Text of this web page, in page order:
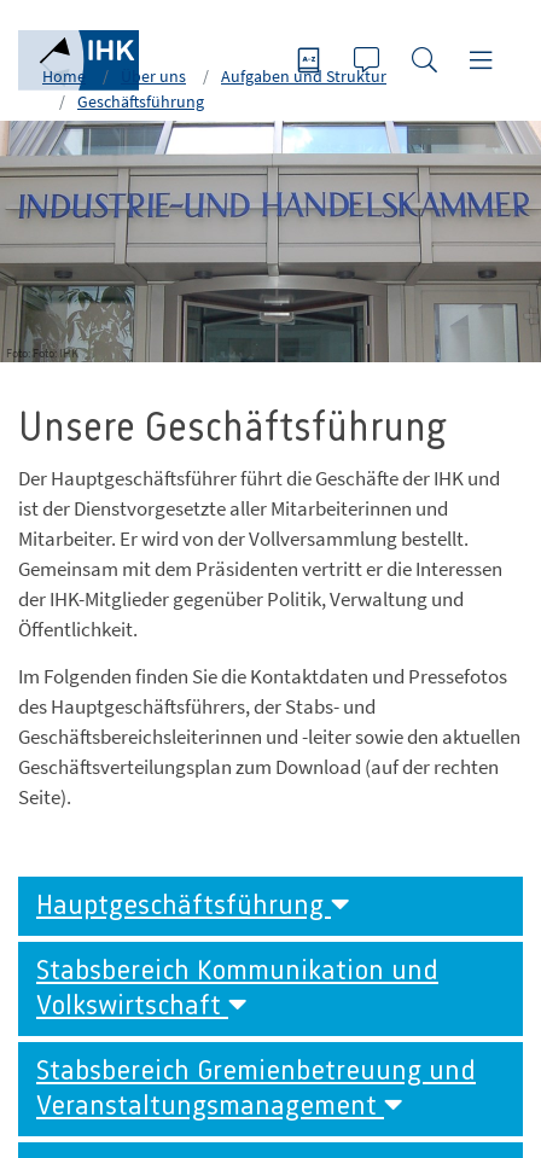
Home Über uns
Aufgaben und Struktur
Geschäftsführung
Foto: Foto: IHK
Unsere Geschäftsführung
Der Hauptgeschäftsführer führt die Geschäfte der IHK und
ist der Dienstvorgesetzte aller Mitarbeiterinnen und
Mitarbeiter. Er wird von der Vollversammlung bestellt.
Gemeinsam mit dem Präsidenten vertritt er die Interessen
der IHK-Mitglieder gegenüber Politik, Verwaltung und
Öffentlichkeit.
Im Folgenden finden Sie die Kontaktdaten und Pressefotos
des Hauptgeschäftsführers, der Stabs- und
Geschäftsbereichsleiterinnen und -leiter sowie den aktuellen
Geschäftsverteilungsplan zum Download (auf der rechten
Seite).
Hauptgeschäftsführung
Stabsbereich Kommunikation und
Volkswirtschaft
Stabsbereich Gremienbetreuung und
Veranstaltungsmanagement